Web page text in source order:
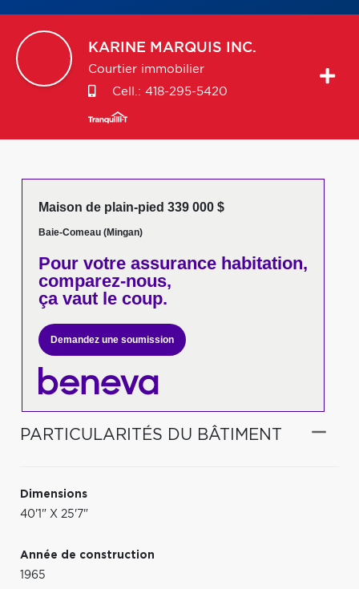
KARINE MARQUIS INC.
Courtier immobilier
Cell.: 418-295-5420
Maison de plain-pied 339 000 $
Baie-Comeau (Mingan)
Pour votreassurance habitation,
comparez-nous,
ça vaut le coup.
Demandez une soumission
PARTICULARITÉS DU BÂTIMENT
Dimensions
40'1" X 25'7"
Année de construction
1965